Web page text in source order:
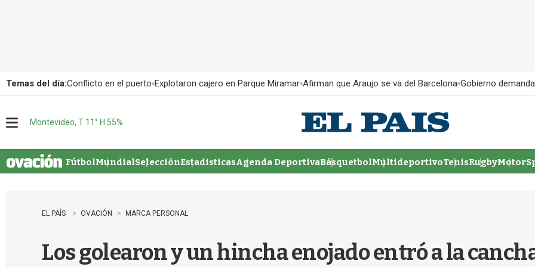
Temas del día:Conflicto en el puerto Explotaron cajero en Parque Miramar Afirman que Araujo se va del Barcelona Gobierno
u
Montevideo, T 11° H 55%
FútbolMundialSelecciónEstadisticasAgenda DeportivaBásquetbolMultideportivoTenisRugby
EL PAÍS OVACIÓN MARCA PERSONAL
Los golearon y un hincha enojado entró a la